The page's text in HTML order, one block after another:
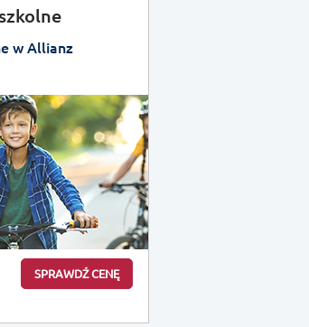
w Allianz
SPRAWDŹ CENĘ